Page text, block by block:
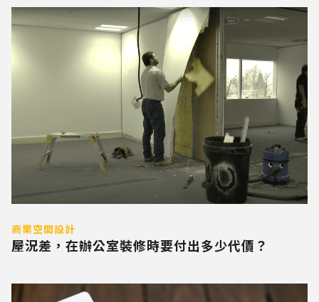
商業空間設計
屋況差，在辦公室裝修時要付出多少代價？